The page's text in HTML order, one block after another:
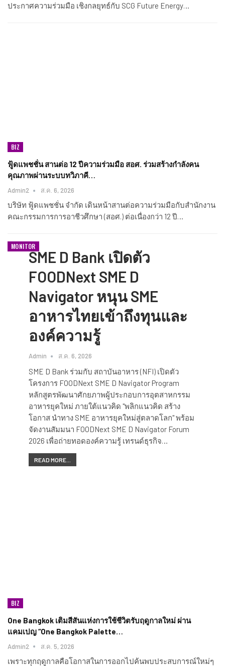
ประกาศความร่วมมือ เชิงกลยุทธ์กับ SCG Future Energy…
BIZ
ฟู้ดแพชชั่น สานต่อ 12 ปีความร่วมมือ สอศ. ร่วมสร้างกำลังคน
คุณภาพผ่านระบบทวิภาคี…
Admin2 ส.ค. 6, 2026
บริษัท ฟู้ดแพชชั่น จำกัด เดินหน้าสานต่อความร่วมมือกับสำนักงาน
คณะกรรมการการอาชีวศึกษา (สอศ.) ต่อเนื่องกว่า 12 ปี…
MONITOR
SME D Bank เปิดตัว
FOODNext SME D
Navigator หนุน SME
อาหารไทยเข้าถึงทุนและ
องค์ความรู้
Admin ส.ค. 6, 2026
SME D Bank ร่วมกับ สถาบันอาหาร (NFI) เปิดตัว
โครงการ FOODNext SME D Navigator Program
หลักสูตรพัฒนาศักยภาพผู้ประกอบการอุตสาหกรรม
อาหารยุคใหม่ ภายใต้แนวคิด "พลิกแนวคิด สร้าง
โอกาส นำทาง SME อาหารยุคใหม่สู่ตลาดโลก" พร้อม
จัดงานสัมมนา FOODNext SME D Navigator Forum
2026 เพื่อถ่ายทอดองค์ความรู้ เทรนด์ธุรกิจ…
READ MORE...
BIZ
One Bangkok เติมสีสันแห่งการใช้ชีวิตรับฤดูกาลใหม่ ผ่าน
แคมเปญ “One Bangkok Palette…
Admin2 ส.ค. 5, 2026
เพราะทุกฤดูกาลคือโอกาสในการออกไปค้นพบประสบการณ์ใหม่ๆ